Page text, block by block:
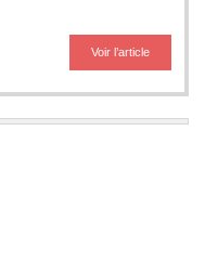
Voir l’article